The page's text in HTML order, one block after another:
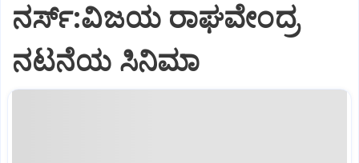
ನರ್ಸ್‌:ವಿಜಯ ರಾಘವೇಂದ್ರ
ನಟನೆಯ ಸಿನಿಮಾ